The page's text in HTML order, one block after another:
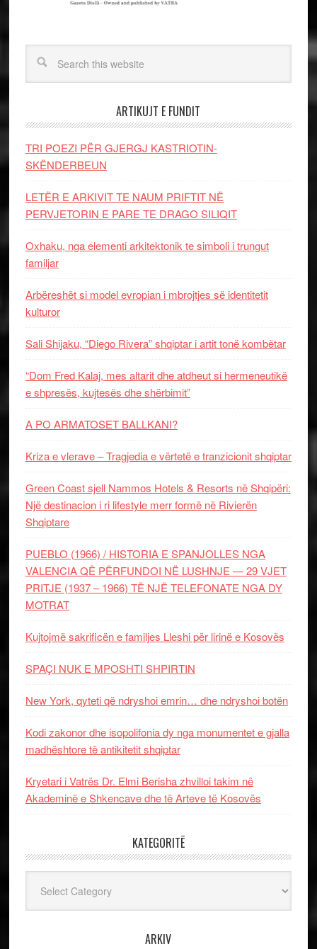
ARTIKUJT E FUNDIT
TRI POEZI PËR GJERGJ KASTRIOTIN-
SKËNDERBEUN
LETËR E ARKIVIT TE NAUM PRIFTIT NË
PERVJETORIN E PARE TE DRAGO SILIQIT
Oxhaku, nga elementi arkitektonik te simboli i trungut
familjar
Arbëreshët si model evropian i mbrojtjes së identitetit
kulturor
Sali Shijaku, “Diego Rivera” shqiptar i artit tonë kombëtar
“Dom Fred Kalaj, mes altarit dhe atdheut si hermeneutikë
e shpresës, kujtesës dhe shërbimit”
A PO ARMATOSET BALLKANI?
Kriza e vlerave – Tragjedia e vërtetë e tranzicionit shqiptar
Green Coast sjell Nammos Hotels & Resorts në Shqipëri:
Një destinacion i ri lifestyle merr formë në Rivierën
Shqiptare
PUEBLO (1966) / HISTORIA E SPANJOLLES NGA
VALENCIA QË PËRFUNDOI NË LUSHNJE — 29 VJET
PRITJE (1937 – 1966) TË NJË TELEFONATE NGA DY
MOTRAT
Kujtojmë sakrificën e familjes Lleshi për lirinë e Kosovës
SPAÇI NUK E MPOSHTI SHPIRTIN
New York, qyteti që ndryshoi emrin… dhe ndryshoi botën
Kodi zakonor dhe isopolifonia dy nga monumentet e gjalla
madhështore të antikitetit shqiptar
Kryetari i Vatrës Dr. Elmi Berisha zhvilloi takim në
Akademinë e Shkencave dhe të Arteve të Kosovës
KATEGORITË
ARKIV